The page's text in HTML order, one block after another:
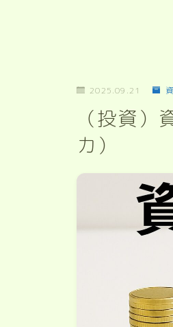
2025.09.21
（投資
カ）